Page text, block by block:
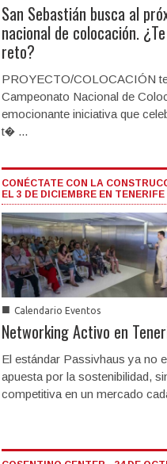
San Sebastián busca al
nacional de colocación.
reto?
PROYECTO/COLOCACIÓN
Campeonato Nacional de
emocionante iniciativa que
t� ...
CONÉCTATE CON LA
EL 3 DE DICIEMBRE EN TENERIFE
■ Calendario Eventos
Networking Activo en
El estándar Passivhaus ya no
apuesta por la sostenibilidad,
competitiva en un mercado